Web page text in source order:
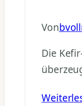
Von
Die